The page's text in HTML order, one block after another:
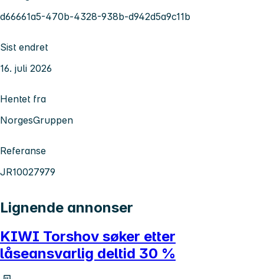
d66661a5-470b-4328-938b-d942d5a9c11b
Sist endret
16. juli 2026
Hentet fra
NorgesGruppen
Referanse
JR10027979
Lignende annonser
KIWI Torshov søker etter
låseansvarlig deltid 30 %